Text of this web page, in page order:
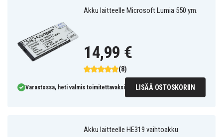
Akku laitteelle Microsoft Lumia 550 ym.
(8)
14,99 €
Varastossa, heti valmis toimitettavaksi LISÄÄ OSTOSKORIIN
Akku laitteelle HE319 vaihtoakku